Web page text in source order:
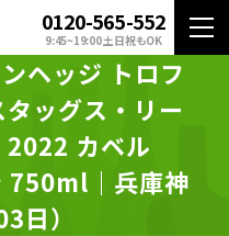
0120-565-552
9:45~19:00 土日祝もOK
ヘッジ トロフ
ッグス・リー
2022 カベル
750ml｜兵庫神
日）